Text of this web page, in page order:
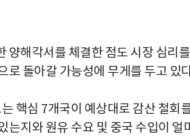
양해각서를 체결한 점도 시장 심리
로 돌아갈 가능성에 무게를 두고 있
핵심 7개국이 예상대로 감산 철회
는지와 원유 수요 및 중국 수입이 얼